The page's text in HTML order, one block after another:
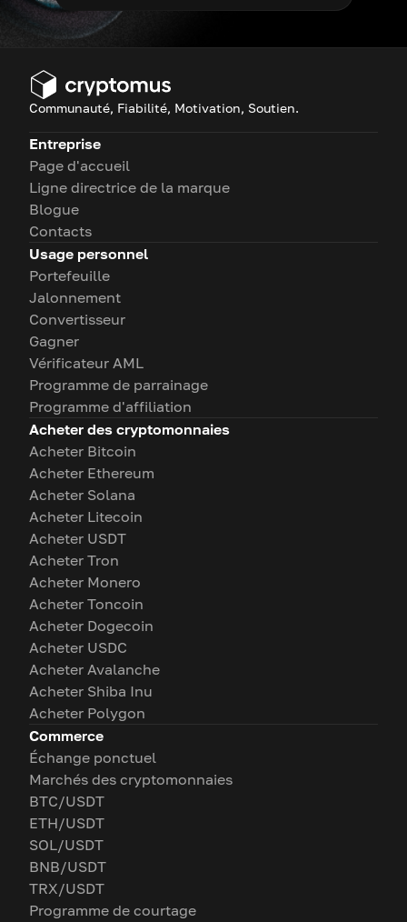
Communauté, Fiabilité, Motivation, Soutien.
Entreprise
Page d'accueil
Ligne directrice de la marque
Blogue
Contacts
Usage personnel
Portefeuille
Jalonnement
Convertisseur
Gagner
Vérificateur AML
Programme de parrainage
Programme d'affiliation
Acheter des cryptomonnaies
Acheter Bitcoin
Acheter Ethereum
Acheter Solana
Acheter Litecoin
Acheter USDT
Acheter Tron
Acheter Monero
Acheter Toncoin
Acheter Dogecoin
Acheter USDC
Acheter Avalanche
Acheter Shiba Inu
Acheter Polygon
Commerce
Échange ponctuel
Marchés des cryptomonnaies
BTC/USDT
ETH/USDT
SOL/USDT
BNB/USDT
TRX/USDT
Programme de courtage